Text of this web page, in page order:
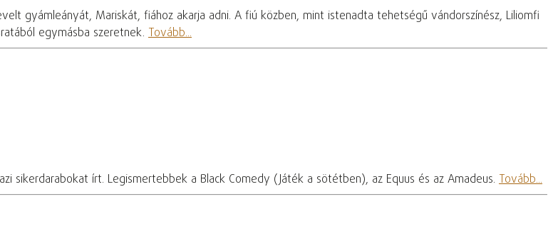
gyámleányát, Mariskát, fiához akarja adni. A fiú közben, mint istenadta tehetségű vándorszínész, Liliomfi
egymásba szeretnek. Tovább...
sikerdarabokat írt. Legismertebbek a Black Comedy (Játék a sötétben), az Equus és az Amadeus. Tovább...